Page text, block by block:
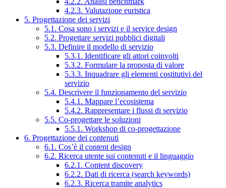
4.2.3. Valutazione euristica
5. Progettazione dei servizi
5.1. Cosa sono i servizi e il service design
5.2. Progettare servizi pubblici digitali
5.3. Definire il modello di servizio
5.3.1. Identificare gli attori coinvolti
5.3.2. Formulare la proposta di valore
5.3.3. Inquadrare gli elementi costitutivi del
servizio
5.4. Descrivere il funzionamento del servizio
5.4.1. Mappare l’ecosistema
5.4.2. Rappresentare i flussi di servizio
5.5. Co-progettare le soluzioni
5.5.1. Workshop di co-progettazione
6. Progettazione dei contenuti
6.1. Cos’è il content design
6.2. Ricerca utente sui contenuti e il linguaggio
6.2.1. Content discovery
6.2.2. Dati di ricerca (search keywords)
6.2.3. Ricerca tramite analytics